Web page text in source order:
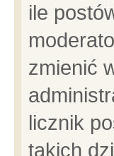
ile
zmienić
licznik
takich